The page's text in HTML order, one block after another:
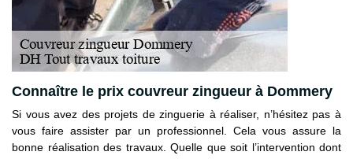
Connaître le prix couvreur zingueur à Dommery
Si vous avez des projets de zinguerie à réaliser, n’hésitez pas à
vous faire assister par un professionnel. Cela vous assure la
bonne réalisation des travaux. Quelle que soit l’intervention dont